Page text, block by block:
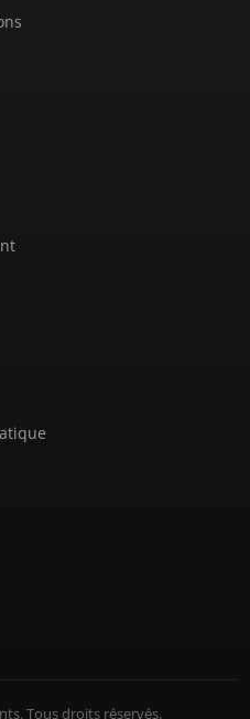
Tous droits réservés.